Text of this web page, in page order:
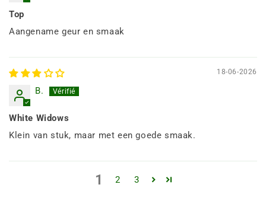
Top
Aangename geur en smaak
18-06-2026
B.
White Widows
Klein van stuk, maar met een goede smaak.
1 2 3